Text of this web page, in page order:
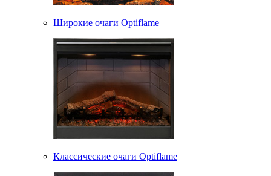
Широкие очаги Optiflame
Классические очаги Optiflame